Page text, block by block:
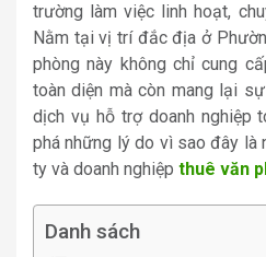
trường làm việc linh hoạt,
Nằm tại vị trí đắc địa ở
phòng này không chỉ cung
toàn diện mà còn mang lại
dịch vụ hỗ trợ doanh nghiệp
phá những lý do vì sao đây là
ty và doanh nghiệp thuê văn
Danh sách